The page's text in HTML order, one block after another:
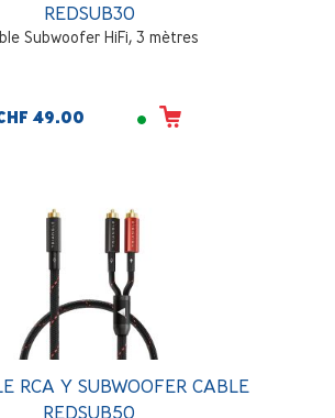
REDSUB30
Subwoofer HiFi, 3 mètres
49.00
RCA Y SUBWOOFER CABLE
REDSUB50